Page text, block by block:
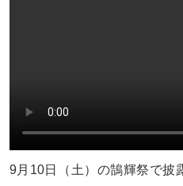
9月10日（土）の鵠輝祭で披